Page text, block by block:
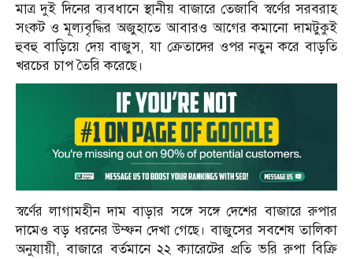
মাত্র দুই দিনের ব্যবধানে স্থানীয় বাজারে তেজাবি স্বর্ণের সরবরাহ
সংকট ও মূল্যবৃদ্ধির অজুহাতে আবারও আগের কমানো দামটুকুই
হুবহু বাড়িয়ে দেয় বাজুস, যা ক্রেতাদের ওপর নতুন করে বাড়তি
খরচের চাপ তৈরি করেছে।
স্বর্ণের লাগামহীন দাম বাড়ার সঙ্গে সঙ্গে দেশের বাজারে রুপার
দামেও বড় ধরনের উম্ফন দেখা গেছে। বাজুসের সবশেষ তালিকা
অনুযায়ী, বাজারে বর্তমানে ২২ ক্যারেটের প্রতি ভরি রুপা বিক্রি